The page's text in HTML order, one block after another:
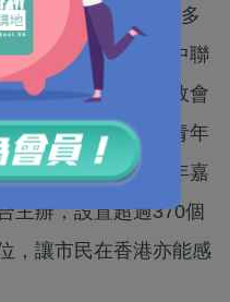
華今日（3日）在維多
行政長官陳國基、中聯
署副署長陳楓、行政會
長鄧炳強、民政及青年
擔任主禮嘉賓。今年嘉
主辦，設置超過370個
，讓市民在香港亦能感